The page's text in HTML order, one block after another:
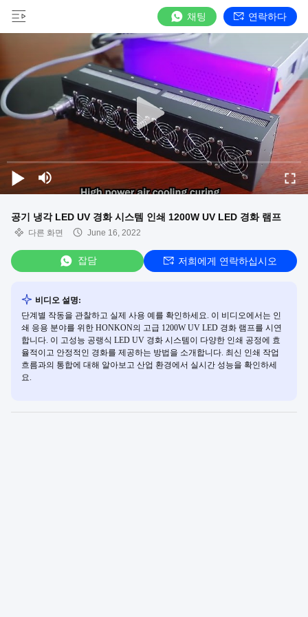
채팅 연락하다
공기 냉각 LED UV 경화 시스템 인쇄 1200W UV LED 경화 램프
다른 화면 June 16, 2022
잡담 저희에게 연락하십시오
비디오 설명:
단계별 작동을 관찰하고 실제 사용 예를 확인하세요. 이 비디오에서는 인
쇄 응용 분야를 위한 HONKON의 고급 1200W UV LED 경화 램프를 시연
합니다. 이 고성능 공랭식 LED UV 경화 시스템이 다양한 인쇄 공정에 효
율적이고 안정적인 경화를 제공하는 방법을 소개합니다. 최신 인쇄 작업
흐름과의 통합에 대해 알아보고 산업 환경에서 실시간 성능을 확인하세
요.